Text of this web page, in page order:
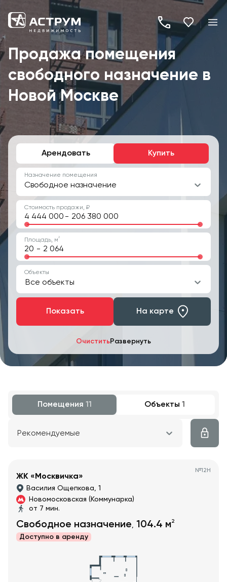
+7
(495)
260-
19-
Продажа помещения
свободного назначение в
Новой Москве
Арендовать Купить
ОчиститьРазвернуть
Назначение помещения
Свободное назначение
Стоимость продажи, ₽
-
Площадь, м2
-
Объекты
Все объекты
Показать На карте
Помещения 11 Объекты 1
Рекомендуемые
№12Н
ЖК «Москвичка»
Василия Ощепкова, 1
Новомосковская (Коммунарка)
от 7 мин.
Свободное назначение, 104.4 м2
Доступно в аренду